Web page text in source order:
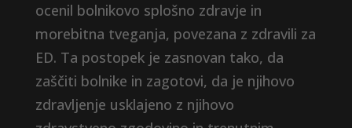
ocenil bolnikovo splošno zdravje in
morebitna tveganja, povezana z zdravili za
ED. Ta postopek je zasnovan tako, da
zaščiti bolnike in zagotovi, da je njihovo
zdravljenje usklajeno z njihovo